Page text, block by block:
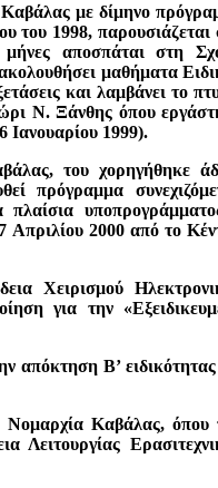
με δίμηνο
του 1998, παρουσιάζεται
αποσπάται στη
μαθήματα
και λαμβάνει το
Ν. Ξάνθης όπου
Ιανουαρίου 1999).
του χορηγήθηκε
πρόγραμμα
πλαίσια
2000 από το
Χειρισμού
για την
απόκτηση Β’
Νομαρχία Καβάλας, όπου
Λειτουργίας